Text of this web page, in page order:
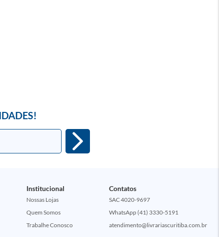
Institucional
Nossas Lojas
Quem Somos
Trabalhe Conosco
Contatos
SAC 4020-9697
WhatsApp (41) 3330-5191
atendimento@livrariascuritiba.com.br